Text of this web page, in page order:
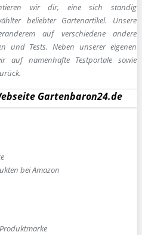
wir dir, eine sich ständig
beliebter Gartenartikel. Unsere
auf verschiedene andere
und Tests. Neben unserer eigenen
auf namenhafte Testportale sowie
Gartenbaron24.de
bei Amazon